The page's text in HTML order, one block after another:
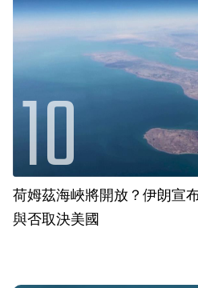
荷姆茲海峽將開放？伊朗宣
與否取決美國